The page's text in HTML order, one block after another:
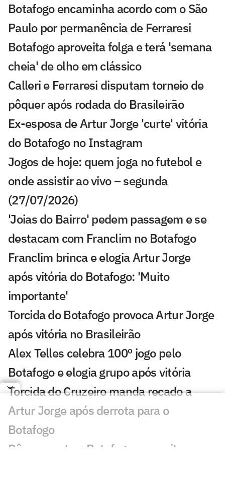
Botafogo encaminha acordo com o São
Paulo por permanência de Ferraresi
Botafogo aproveita folga e terá 'semana
cheia' de olho em clássico
Calleri e Ferraresi disputam torneio de
pôquer após rodada do Brasileirão
Ex-esposa de Artur Jorge 'curte' vitória
do Botafogo no Instagram
Jogos de hoje: quem joga no futebol e
onde assistir ao vivo – segunda
(27/07/2026)
'Joias do Bairro' pedem passagem e se
destacam com Franclim no Botafogo
Franclim brinca e elogia Artur Jorge
após vitória do Botafogo: 'Muito
importante'
Torcida do Botafogo provoca Artur Jorge
após vitória no Brasileirão
Alex Telles celebra 100º jogo pelo
Botafogo e elogia grupo após vitória
Torcida do Cruzeiro manda recado a
Artur Jorge após derrota para o
Botafogo
Dê suas notas: Botafogo aproveita